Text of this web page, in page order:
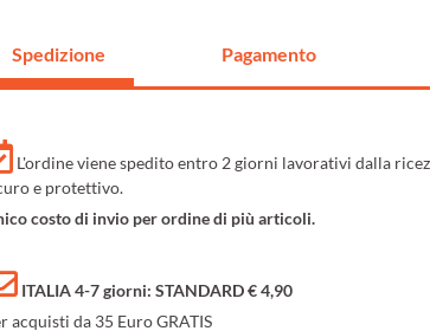
Spedizione Pagamento
L'ordine viene spedito entro 2 giorni lavorativi dalla
e protettivo.
costo di invio per ordine di più articoli.
ITALIA 4-7 giorni: STANDARD € 4,90
acquisti da 35 Euro GRATIS